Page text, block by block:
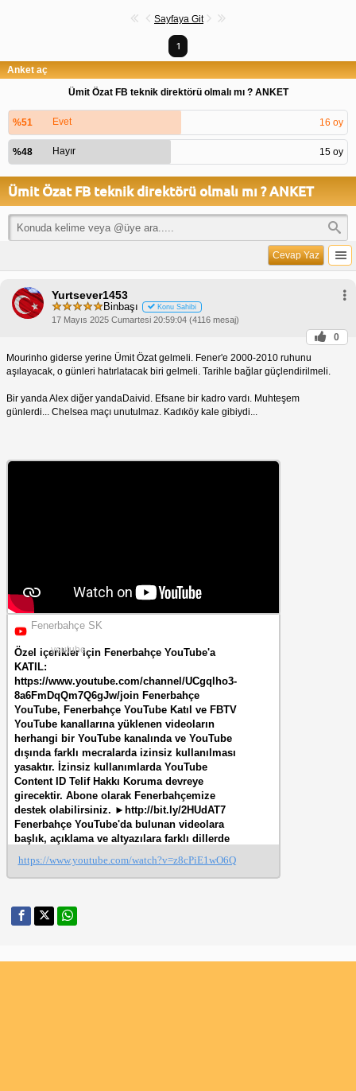
Sayfaya Git
1
Anket aç
Ümit Özat FB teknik direktörü olmalı mı ? ANKET
%51 Evet 16 oy
%48 Hayır 15 oy
Ümit Özat FB teknik direktörü olmalı mı ? ANKET
Cevap Yaz
Yurtsever1453
Binbaşı Konu Sahibi
17 Mayıs 2025 Cumartesi 20:59:04 (4116 mesaj)
0
Mourinho giderse yerine Ümit Özat gelmeli. Fener'e 2000-2010 ruhunu
aşılayacak, o günleri hatırlatacak biri gelmeli. Tarihle bağlar güçlendirilmeli.
Bir yanda Alex diğer yandaDaivid. Efsane bir kadro vardı. Muhteşem
günlerdi... Chelsea maçı unutulmaz. Kadıköy kale gibiydi...
Fenerbahçe SK
youtube
Özel içerikler için Fenerbahçe YouTube'a
KATIL:
https://www.youtube.com/channel/UCgqlho3-
8a6FmDqQm7Q6gJw/join Fenerbahçe
YouTube, Fenerbahçe YouTube Katıl ve FBTV
YouTube kanallarına yüklenen videoların
herhangi bir YouTube kanalında ve YouTube
dışında farklı mecralarda izinsiz kullanılması
yasaktır. İzinsiz kullanımlarda YouTube
Content ID Telif Hakkı Koruma devreye
girecektir. Abone olarak Fenerbahçemize
destek olabilirsiniz. ►http://bit.ly/2HUdAT7
Fenerbahçe YouTube'da bulunan videolara
başlık, açıklama ve altyazılara farklı dillerde
http://www.youtube.com/timedtext_cs_panel?
c=UCgqlho3-8a6FmDqQm7Q6gJw&tab=2
🔸Kutumda Ne Var? - Harun Tekin
http://bit.ly/38I2awT 🔹Vedat Muriqi Sosyal
https://www.youtube.com/watch?v=z8cPiE1wO6Q